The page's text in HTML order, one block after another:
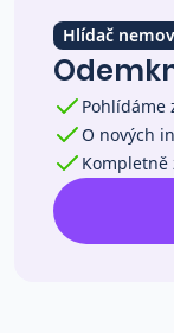
Hlídač
Pohlídáme
O nových
Kompletně